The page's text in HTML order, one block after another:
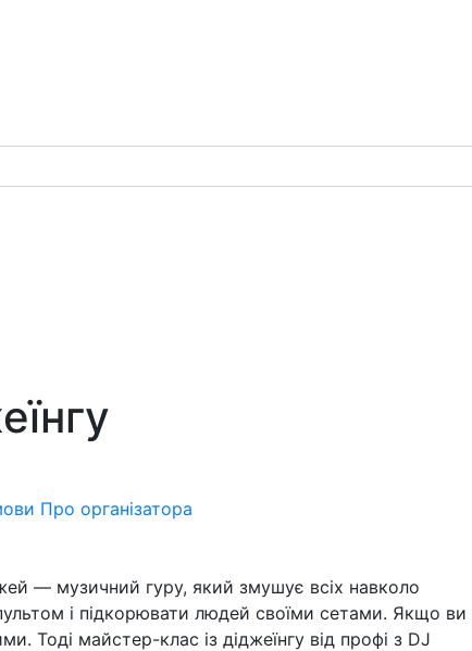
Про організатора
— музичний гуру, який змушує всіх навколо
і підкорювати людей своїми сетами. Якщо ви
Тоді майстер-клас із діджеїнгу від профі з DJ